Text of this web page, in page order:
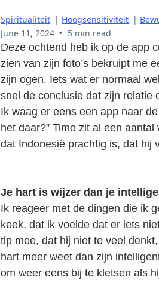
Spiritualiteit | Hoogsensitiviteit |
June 11, 2024 • 5 min read
Deze ochtend heb ik op de app
zien van zijn foto’s bekruipt me
zijn ogen. Iets wat er normaal
snel de conclusie dat zijn relatie
Ik waag er eens een app naar
het daar?” Timo zit al een
dat Indonesië prachtig is, dat hij
Je hart is wijzer dan je
Ik reageer met de dingen die ik
keek, dat ik voelde dat er iets
tip mee, dat hij niet te veel
hart meer weet dan zijn
om weer eens bij te kletsen als